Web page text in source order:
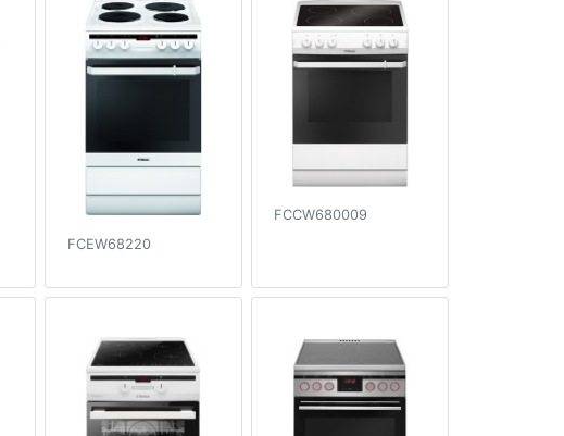
FCEW68220
FCCW680009